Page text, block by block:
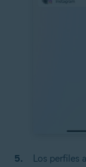
Los perfiles